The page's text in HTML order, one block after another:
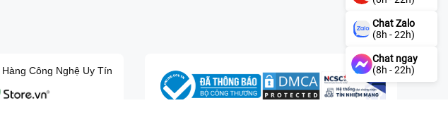
Công Nghệ Uy Tín
Chat Zalo
(8h - 22h)
Chat ngay
(8h - 22h)